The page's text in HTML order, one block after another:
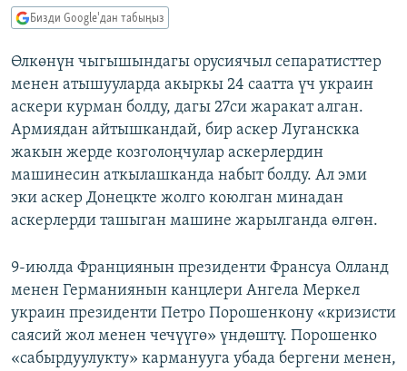
ЭКСПЕРТТЕР ТАЛДАЙТ
БИЗ ЖАНА ДҮЙНӨ
ЭЖЕ-СИҢДИЛЕР
ЫҢГАЙСЫЗ СУРООЛОР
ӨЗГӨЧӨ ПИКИР
Русский
ОНЛАЙН ШЕРИНЕ
Бизди Google'дан табыңыз
Өлкөнүн чыгышындагы орусиячыл сепаратисттер
менен атышууларда акыркы 24 саатта үч украин
аскери курман болду, дагы 27си жаракат алган.
Армиядан айтышкандай, бир аскер Луганскка
жакын жерде козголоңчулар аскерлердин
машинесин аткылашканда набыт болду. Ал эми
эки аскер Донецкте жолго коюлган минадан
аскерлерди ташыган машине жарылганда өлгөн.
9-июлда Франциянын президенти Франсуа Олланд
менен Германиянын канцлери Ангела Меркел
украин президенти Петро Порошенкону «кризисти
саясий жол менен чечүүгө» үндөштү. Порошенко
«сабырдуулукту» карманууга убада бергени менен,